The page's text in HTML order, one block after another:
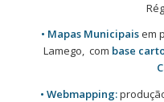
• Mapas Municipaisem
Lamego, com base
• Webmapping: